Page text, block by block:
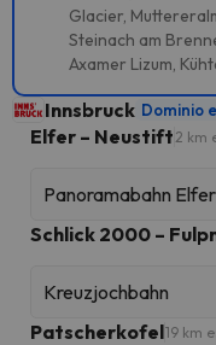
Glacier,
Steinach am
Axamer Lizum,
Innsbruck Dominio
Elfer – Neustift 2 km
Panoramabahn Elfer
Schlick 2000 –
Kreuzjochbahn
Patscherkofel19 km